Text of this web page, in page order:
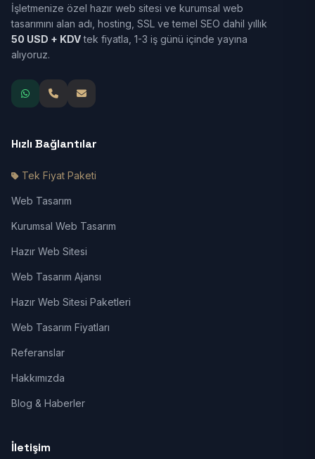
İşletmenize özel hazır web sitesi ve kurumsal web
tasarımını alan adı, hosting, SSL ve temel SEO dahil yıllık
50 USD + KDVtek fiyatla, 1-3 iş günü içinde yayına
alıyoruz.
Hızlı Bağlantılar
Tek Fiyat Paketi
Web Tasarım
Kurumsal Web Tasarım
Hazır Web Sitesi
Web Tasarım Ajansı
Hazır Web Sitesi Paketleri
Web Tasarım Fiyatları
Referanslar
Hakkımızda
Blog & Haberler
İletişim